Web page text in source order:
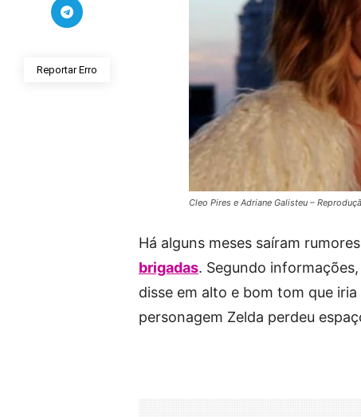
Reportar Erro
Cleo Pires e Adriane Galisteu –
Há alguns meses saíram
brigadas. Segundo
disse em alto e bom tom que iria
personagem Zelda perdeu